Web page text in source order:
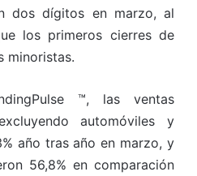
dos dígitos en marzo, al
los primeros cierres de
minoristas.
™, las ventas
automóviles y
año tras año en marzo, y
56,8% en comparación